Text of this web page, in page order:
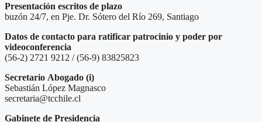
Presentación escritos de plazo
buzón 24/7, en Pje. Dr. Sótero del Río 269, Santiago
Datos de contacto para ratificar patrocinio y poder por
videoconferencia
(56-2) 2721 9212 / (56-9) 83825823
Secretario Abogado (i)
Sebastián López Magnasco
secretaria@tcchile.cl
Gabinete de Presidencia